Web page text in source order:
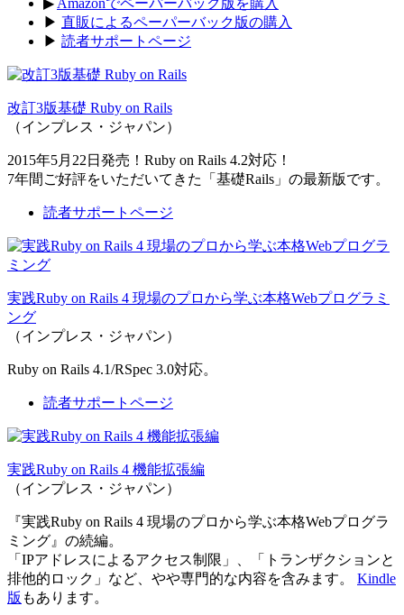
▶ 直販によるペーパーバック版の購入
▶ 読者サポートページ
改訂3版基礎 Ruby on Rails
（インプレス・ジャパン）
2015年5月22日発売！Ruby on Rails 4.2対応！
7年間ご好評をいただいてきた「基礎Rails」の最新版です。
読者サポートページ
実践Ruby on Rails 4 現場のプロから学ぶ本格Webプログラミ
ング
（インプレス・ジャパン）
Ruby on Rails 4.1/RSpec 3.0対応。
読者サポートページ
実践Ruby on Rails 4 機能拡張編
（インプレス・ジャパン）
『実践Ruby on Rails 4 現場のプロから学ぶ本格Webプログラ
ミング』の続編。
「IPアドレスによるアクセス制限」、「トランザクションと
排他的ロック」など、やや専門的な内容を含みます。 Kindle
版 もあります。